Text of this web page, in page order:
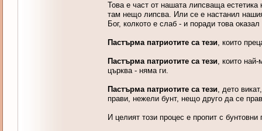
Това е част от нашата липсваща естетика
там нещо липсва. Или се е настанил
Бог, колкото е слаб - и поради това
Пастърма патриотите са тези, които
Пастърма патриотите са тези, които най-
църква - няма ги.
Пастърма патриотите са тези, дето
прави, нежели бунт, нещо друго да се
И целият този процес е пропит с